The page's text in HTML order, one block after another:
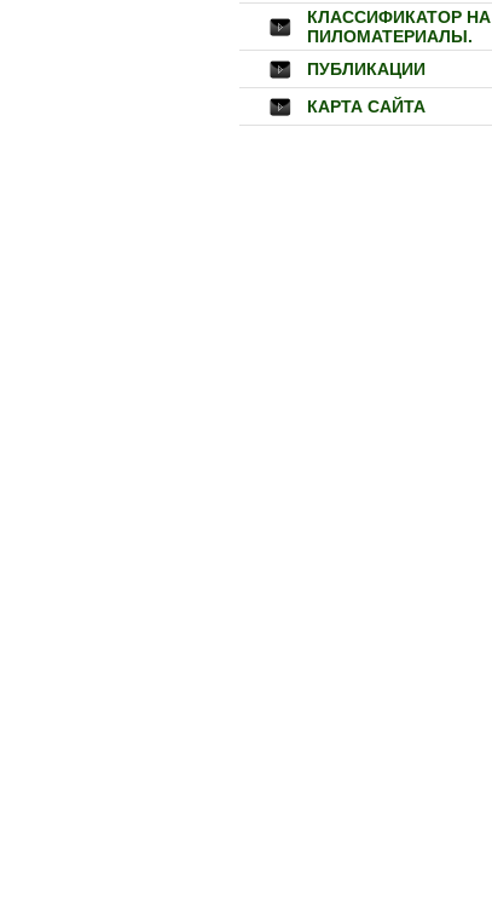
КЛАССИФИКАТОР НА
ПИЛОМАТЕРИАЛЫ.
ПУБЛИКАЦИИ
КАРТА САЙТА